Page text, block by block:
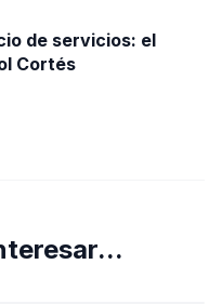
de servicios: el
Cortés